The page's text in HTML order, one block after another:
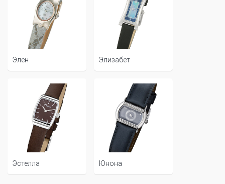
Элен Элизабет
Эстелла Юнона